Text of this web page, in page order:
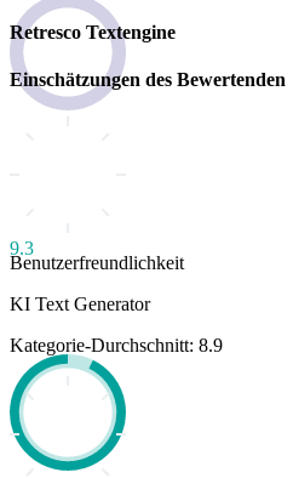
Retresco Textengine
Einschätzungen des Bewertenden
9.3
Benutzerfreundlichkeit
KI Text Generator
Kategorie-Durchschnitt: 8.9